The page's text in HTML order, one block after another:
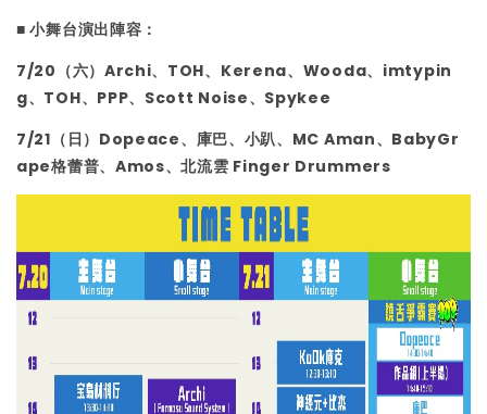
■ 小舞台演出陣容：
7/20（六）Archi、TOH、Kerena、Wooda、imtypin
g、TOH、PPP、Scott Noise、Spykee
7/21 （ 日 ）Dopeace、庫巴、小趴、 MC Aman、BabyGr
ape格蕾普、Amos、北流雲 Finger Drummers